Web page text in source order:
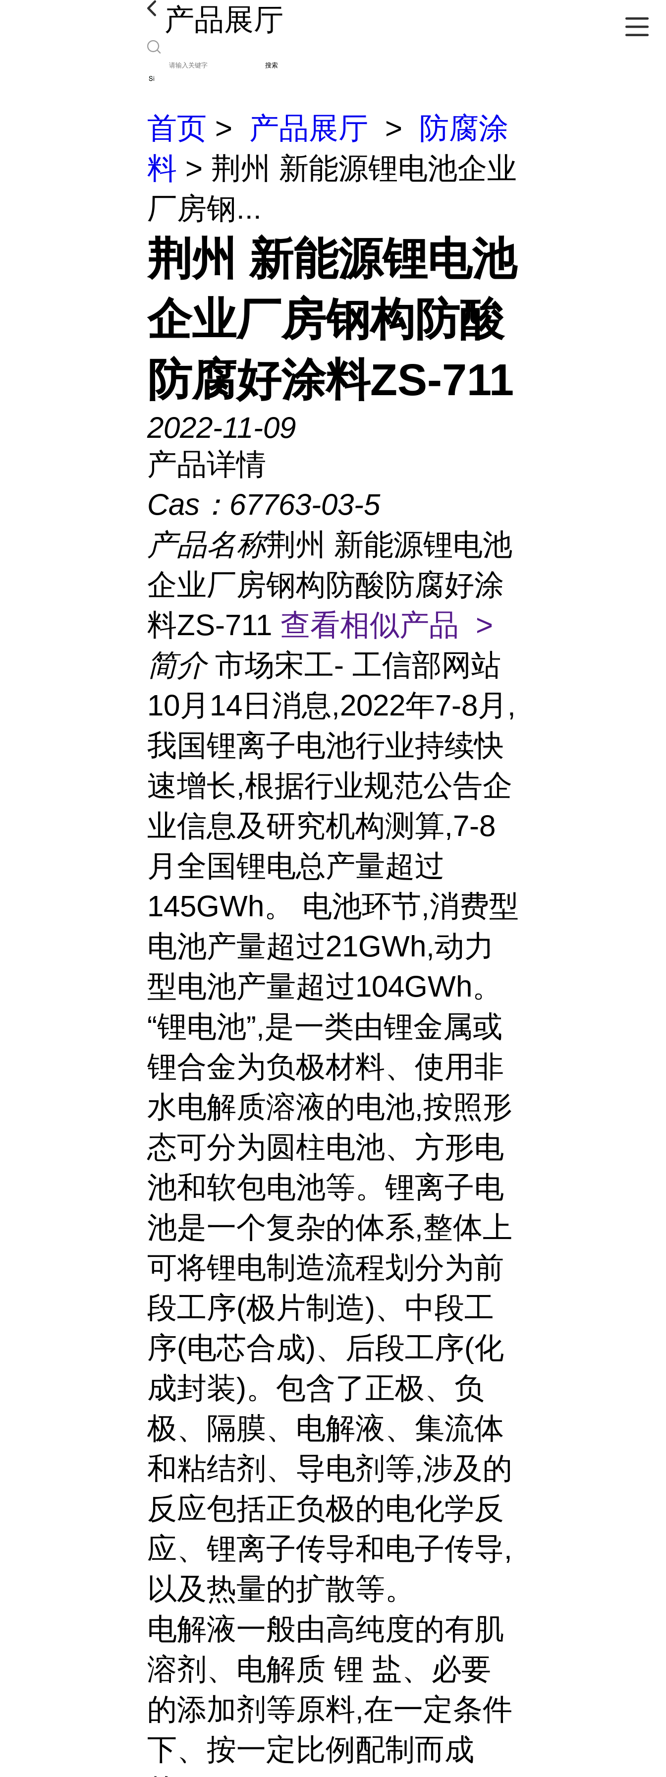
产品展厅
搜索
首页 > 产品展厅 >
防腐涂
料 > 荆州 新能源锂电池企业
厂房钢...
荆州 新能源锂电池
企业厂房钢构防酸
防腐好涂料ZS-711
2022-11-09
产品详情
Cas： 67763-03-5
产品名称荆州 新能源锂电池
企业厂房钢构防酸防腐好涂
料ZS-711 查看相似产品 >
简介 市场宋工- 工信部网站
10月14日消息,2022年7-8月,
我国锂离子电池行业持续快
速增长,根据行业规范公告企
业信息及研究机构测算,7-8
月全国锂电总产量超过
145GWh。 电池环节,消费型
电池产量超过21GWh,动力
型电池产量超过104GWh。
“锂电池”,是一类由锂金属或
锂合金为负极材料、使用非
水电解质溶液的电池,按照形
态可分为圆柱电池、方形电
池和软包电池等。锂离子电
池是一个复杂的体系,整体上
可将锂电制造流程划分为前
段工序(极片制造)、中段工
序(电芯合成)、后段工序(化
成封装)。包含了正极、负
极、隔膜、电解液、集流体
和粘结剂、导电剂等,涉及的
反应包括正负极的电化学反
应、锂离子传导和电子传导,
以及热量的扩散等。
电解液一般由高纯度的有肌
溶剂、电解质 锂 盐、必要
的添加剂等原料,在一定条件
下、按一定比例配制而成